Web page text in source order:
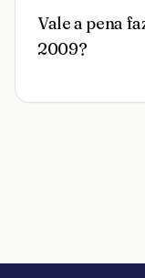
Vale a pena
2009?